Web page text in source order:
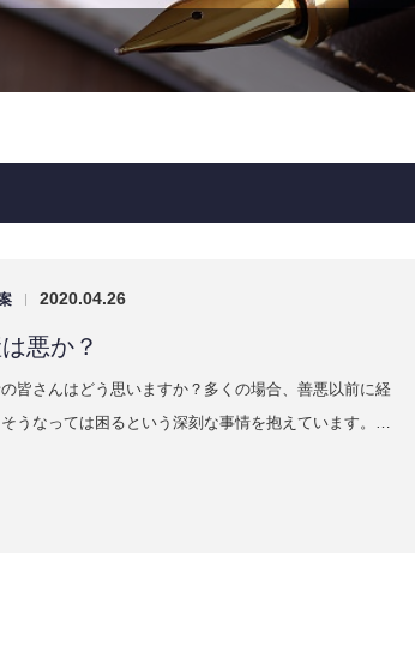
| 2020.04.26
悪か？
皆さんはどう思いますか？多くの場合、善悪以前に経
うなっては困るという深刻な事情を抱えています。…